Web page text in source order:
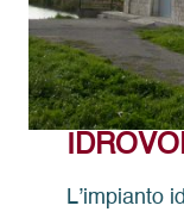
L’impianto